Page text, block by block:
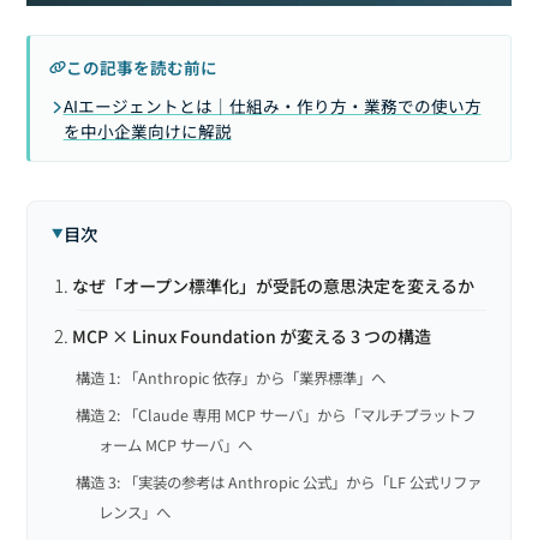
この記事を読む前に
AIエージェントとは｜仕組み・作り方・業務での使い方
を中小企業向けに解説
目次
なぜ「オープン標準化」が受託の意思決定を変えるか
MCP × Linux Foundation が変える 3 つの構造
構造 1: 「Anthropic 依存」から「業界標準」へ
構造 2: 「Claude 専用 MCP サーバ」から「マルチプラットフ
ォーム MCP サーバ」へ
構造 3: 「実装の参考は Anthropic 公式」から「LF 公式リファ
レンス」へ